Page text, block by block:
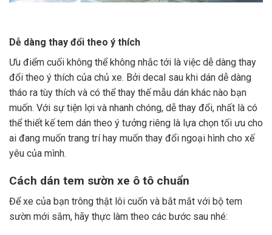
Dễ dàng thay đổi theo ý thích
Ưu điểm cuối không thể không nhắc tới là việc dễ dàng thay
đổi theo ý thích của chủ xe. Bởi decal sau khi dán dễ dàng
tháo ra tùy thích và có thể thay thế mẫu dán khác nào bạn
muốn. Với sự tiện lợi và nhanh chóng, dễ thay đổi, nhất là có
thể thiết kế tem dán theo ý tưởng riêng là lựa chọn tối ưu cho
ai đang muốn trang trí hay muốn thay đổi ngoại hình cho xế
yêu của mình.
Cách dán tem sườn xe ô tô chuẩn
Để xe của bạn trông thật lôi cuốn và bắt mắt với bộ tem
sườn mới sắm, hãy thực làm theo các bước sau nhé: